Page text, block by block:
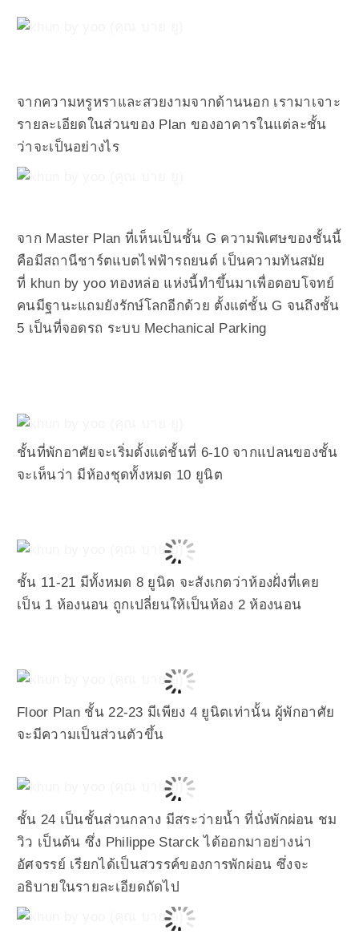
จากความหรูหราและสวยงามจากด้านนอก เรามาเจาะ
รายละเอียดในส่วนของ Plan ของอาคารในแต่ละชั้น
ว่าจะเป็นอย่างไร
จาก Master Plan ที่เห็นเป็นชั้น G ความพิเศษของชั้นนี้
คือมีสถานีชาร์ตแบตไฟฟ้ารถยนต์ เป็นความทันสมัย
ที่ khun by yoo ทองหล่อ แห่งนี้ทำขึ้นมาเพื่อตอบโจทย์
คนมีฐานะแถมยังรักษ์โลกอีกด้วย ตั้งแต่ชั้น G จนถึงชั้น
5 เป็นที่จอดรถ ระบบ Mechanical Parking
ชั้นที่พักอาศัยจะเริ่มตั้งแต่ชั้นที่ 6-10 จากแปลนของชั้น
จะเห็นว่า มีห้องชุดทั้งหมด 10 ยูนิต
ชั้น 11-21 มีทั้งหมด 8 ยูนิต จะสังเกตว่าห้องฝั่งที่เคย
เป็น 1 ห้องนอน ถูกเปลี่ยนให้เป็นห้อง 2 ห้องนอน
Floor Plan ชั้น 22-23 มีเพียง 4 ยูนิตเท่านั้น ผู้พักอาศัย
จะมีความเป็นส่วนตัวขึ้น
ชั้น 24 เป็นชั้นส่วนกลาง มีสระว่ายน้ำ ที่นั่งพักผ่อน ชม
วิว เป็นต้น ซึ่ง Philippe Starck ได้ออกมาอย่างน่า
อัศจรรย์ เรียกได้เป็นสวรรค์ของการพักผ่อน ซึ่งจะ
อธิบายในรายละเอียดถัดไป